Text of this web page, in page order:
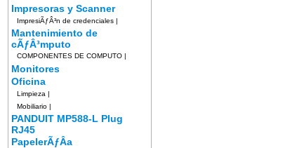
Impresoras y Scanner
ImpresiÃƒÂ³n de credenciales |
Mantenimiento de
cÃƒÂ³mputo
COMPONENTES DE COMPUTO |
Monitores
Oficina
Limpieza |
Mobiliario |
PANDUIT MP588-L Plug
RJ45
PapelerÃƒÂ­a